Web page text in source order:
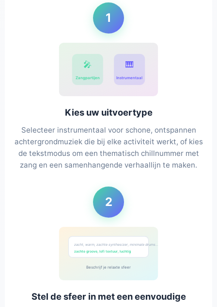
1
🎤
Zangpartijen
🎹
Instrumentaal
Kies uw uitvoertype
Selecteer instrumentaal voor schone, ontspannen
achtergrondmuziek die bij elke activiteit werkt, of kies
de tekstmodus om een thematisch chillnummer met
zang en een samenhangende verhaallijn te maken.
2
zacht, warm, zachte synthesizer, minimale drums...
zachte groove, lofi textuur, luchtig
Beschrijf je relaxte sfeer
Stel de sfeer in met een eenvoudige